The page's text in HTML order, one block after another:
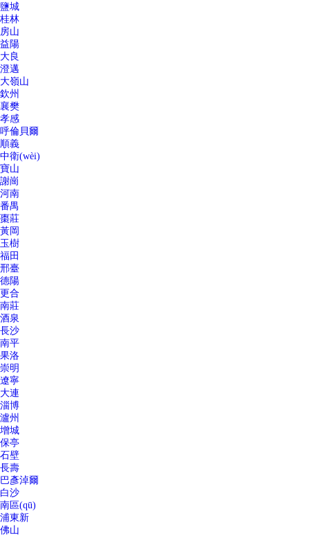
鹽城
桂林
房山
益陽
大良
澄邁
大嶺山
欽州
襄樊
孝感
呼倫貝爾
順義
中衛(wèi)
寶山
謝崗
河南
番禺
棗莊
黃岡
玉樹
福田
邢臺
德陽
更合
南莊
酒泉
長沙
南平
果洛
崇明
遼寧
大連
淄博
瀘州
增城
保亭
石壁
長壽
巴彥淖爾
白沙
南區(qū)
浦東新
佛山